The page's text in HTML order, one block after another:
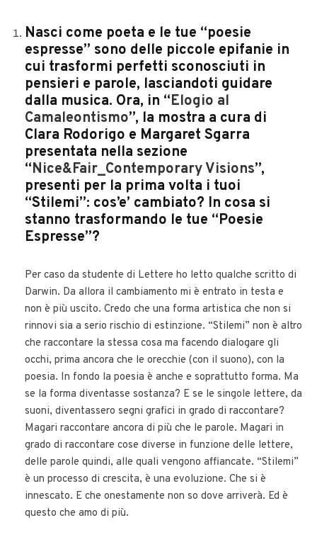
Nasci come poeta e le tue “poesie
espresse” sono delle piccole epifanie in
cui trasformi perfetti sconosciuti in
pensieri e parole, lasciandoti guidare
dalla musica. Ora, in “Elogio al
Camaleontismo”, la mostra a cura di
Clara Rodorigo e Margaret Sgarra
presentata nella sezione
“Nice&Fair_Contemporary Visions”,
presenti per la prima volta i tuoi
“Stilemi”: cos’e’ cambiato? In cosa si
stanno trasformando le tue “Poesie
Espresse”?
Per caso da studente di Lettere ho letto qualche scritto di
Darwin. Da allora il cambiamento mi è entrato in testa e
non è più uscito. Credo che una forma artistica che non si
rinnovi sia a serio rischio di estinzione. “Stilemi” non è altro
che raccontare la stessa cosa ma facendo dialogare gli
occhi, prima ancora che le orecchie (con il suono), con la
poesia. In fondo la poesia è anche e soprattutto forma. Ma
se la forma diventasse sostanza? E se le singole lettere, da
suoni, diventassero segni grafici in grado di raccontare?
Magari raccontare ancora di più che le parole. Magari in
grado di raccontare cose diverse in funzione delle lettere,
delle parole quindi, alle quali vengono affiancate. “Stilemi”
è un processo di crescita, è una evoluzione. Che si è
innescato. E che onestamente non so dove arriverà. Ed è
questo che amo di più.